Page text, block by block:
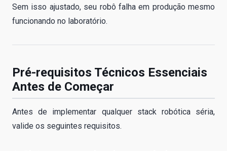
Sem isso ajustado, seu robô falha em produção mesmo
funcionando no laboratório.
Pré-requisitos Técnicos Essenciais
Antes de Começar
Antes de implementar qualquer stack robótica séria,
valide os seguintes requisitos.